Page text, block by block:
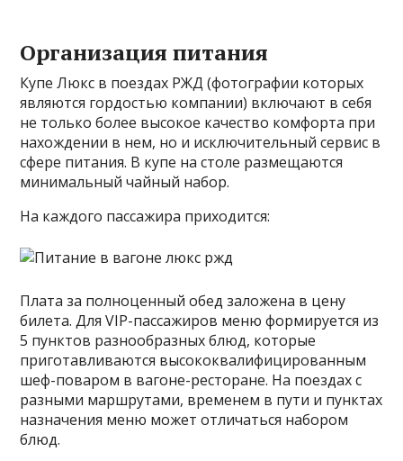
Организация питания
Купе Люкс в поездах РЖД (фотографии которых
являются гордостью компании) включают в себя
не только более высокое качество комфорта при
нахождении в нем, но и исключительный сервис в
сфере питания. В купе на столе размещаются
минимальный чайный набор.
На каждого пассажира приходится:
Плата за полноценный обед заложена в цену
билета. Для VIP-пассажиров меню формируется из
5 пунктов разнообразных блюд, которые
приготавливаются высококвалифицированным
шеф-поваром в вагоне-ресторане. На поездах с
разными маршрутами, временем в пути и пунктах
назначения меню может отличаться набором
блюд.